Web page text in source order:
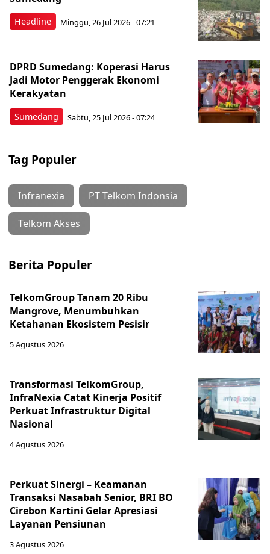
Headline Minggu, 26 Jul 2026 - 07:21
Sumedang
DPRD Sumedang: Koperasi Harus
Jadi Motor Penggerak Ekonomi
Kerakyatan
Sabtu, 25 Jul 2026 - 07:24
Tag Populer
Infranexia PT Telkom Indonsia
Telkom Akses
Berita Populer
TelkomGroup Tanam 20 Ribu
Mangrove, Menumbuhkan
Ketahanan Ekosistem Pesisir
5 Agustus 2026
Transformasi TelkomGroup,
InfraNexia Catat Kinerja Positif
Perkuat Infrastruktur Digital
Nasional
4 Agustus 2026
Perkuat Sinergi – Keamanan
Transaksi Nasabah Senior, BRI BO
Cirebon Kartini Gelar Apresiasi
Layanan Pensiunan
3 Agustus 2026